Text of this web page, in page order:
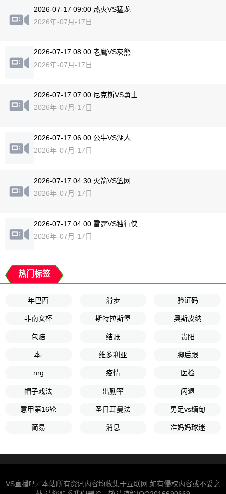
2026-07-17 09:00 热火VS猛龙
2026年-07月-17日
2026-07-17 08:00 老鹰VS灰熊
2026年-07月-17日
2026-07-17 07:00 尼克斯VS勇士
2026年-07月-17日
2026-07-17 06:00 公牛VS湖人
2026年-07月-17日
2026-07-17 04:30 火箭VS篮网
2026年-07月-17日
2026-07-17 04:00 雷霆VS独行侠
2026年-07月-17日
热门标签
年巴西 滑步 验证码
非南女杯 斯特拉斯堡 奥斯皮纳
包赔 结账 贵阳
本· 维多利亚 脚后跟
nrg 疫情 医检
帽子戏法 出勤率 闪退
意甲第16轮 圣日耳曼法 男足vs缅甸
简易 消息 准妈妈球迷
VS直播吧✅本站所有资讯内容均收集于互联网,如有侵权内容或不妥之